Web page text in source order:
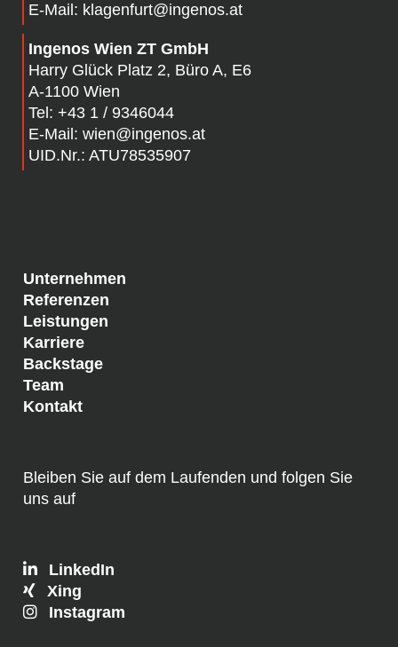
E-Mail: klagenfurt@ingenos.at
Ingenos Wien ZT GmbH
Harry Glück Platz 2, Büro A, E6
A-1100 Wien
Tel: +43 1 / 9346044
E-Mail: wien@ingenos.at
UID.Nr.: ATU78535907
Unternehmen
Referenzen
Leistungen
Karriere
Backstage
Team
Kontakt
Bleiben Sie auf dem Laufenden und folgen Sie
uns auf
LinkedIn
Xing
Instagram